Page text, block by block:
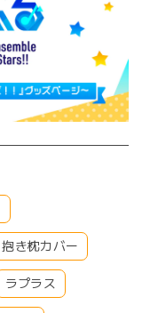
抱き枕カバー
ラプラス